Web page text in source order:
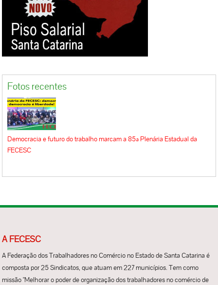
Fotos recentes
Democracia e futuro do trabalho marcam a 85ª Plenária Estadual da
FECESC
A FECESC
A Federação dos Trabalhadores no Comércio no Estado de Santa Catarina é
composta por 25 Sindicatos, que atuam em 227 municípios. Tem como
missão "Melhorar o poder de organização dos trabalhadores no comércio de